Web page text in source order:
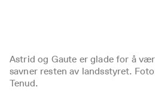
Astrid og Gaute er glade for å
savner resten av landsstyret.
Tenud.